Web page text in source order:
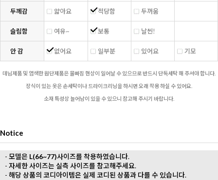
두께감 얇아요 적당함 두꺼움
슬림함 여유~ 보통 날씬!
안 감 없어요 일부분 있어요 기모
데님제품 및 염색한 원단제품은 물빠짐 현상이 일어날 수 있으므로 반드시 단독세탁 해 주셔야 합니다.
장식이 있는 옷은 손세탁이나 드라이크리닝을 하시면 오래 착용 하실 수 있어요.
소재 특성상 늘어남이 있을 수 있으니 참고해 주시기 바랍니다.
Notice
- 모델은 L(66~77)사이즈를 착용하였습니다.
- 자세한 사이즈는 실측 사이즈를 참고해주세요.
- 해당 상품의 코디아이템은 실제 코디된 상품과 다를 수 있습니다.